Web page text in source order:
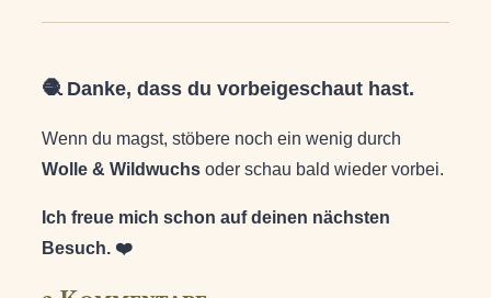
🧶 Danke, dass du vorbeigeschaut hast.
Wenn du magst, stöbere noch ein wenig durch
Wolle & Wildwuchs oder schau bald wieder vorbei.
Ich freue mich schon auf deinen nächsten
Besuch. ❤️